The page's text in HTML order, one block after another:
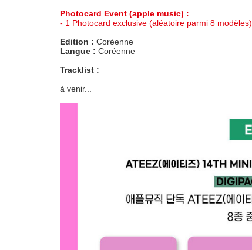
Photocard Event (apple music) :
- 1 Photocard exclusive (aléatoire parmi 8 modèles)
Edition : Coréenne
Langue : Coréenne
Tracklist :
à venir...